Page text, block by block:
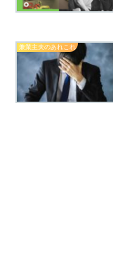
兼業主夫のあれこれ